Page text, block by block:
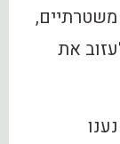
משטרתיים,
את